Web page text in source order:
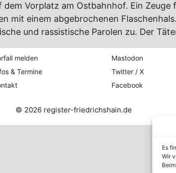
Es
Wir
Vorplatz am Ostbahnhof. Ein
mit einem abgebrochenen
und rassistische Parolen zu. Der
melden
& Termine
Mastodon
Twitter / X
Facebook
© 2026 register-friedrichshain.de